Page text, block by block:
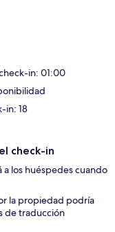
in: 01:00
in: 18
check-in
los huéspedes cuando
la propiedad podría
de traducción